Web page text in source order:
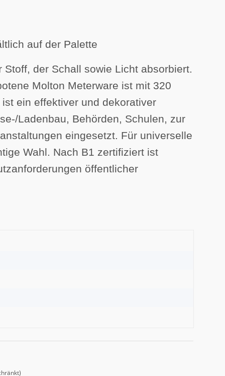
auf der Palette
der Schall sowie Licht absorbiert.
Molton Meterware ist mit 320
ein effektiver und dekorativer
Ladenbau, Behörden, Schulen, zur
eingesetzt. Für universelle
Wahl. Nach B1 zertifiziert ist
öffentlicher